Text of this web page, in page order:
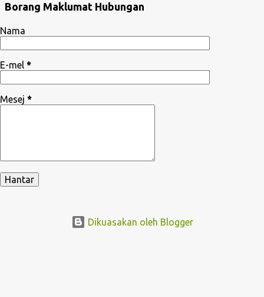
Borang Maklumat Hubungan
Nama
E-mel *
Mesej *
Dikuasakan oleh Blogger